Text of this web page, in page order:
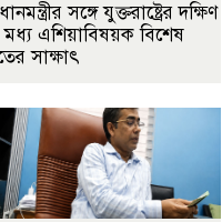
সঙ্গে যুক্তরাষ্ট্রের দক্ষিণ
এশিয়াবিষয়ক বিশেষ
সাক্ষাৎ